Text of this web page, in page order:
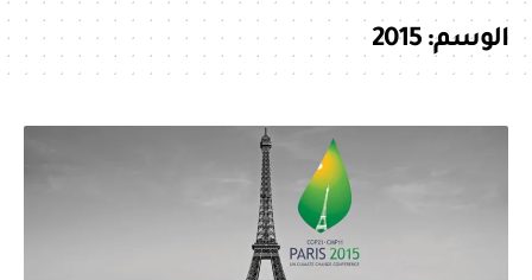
الوسم:2015